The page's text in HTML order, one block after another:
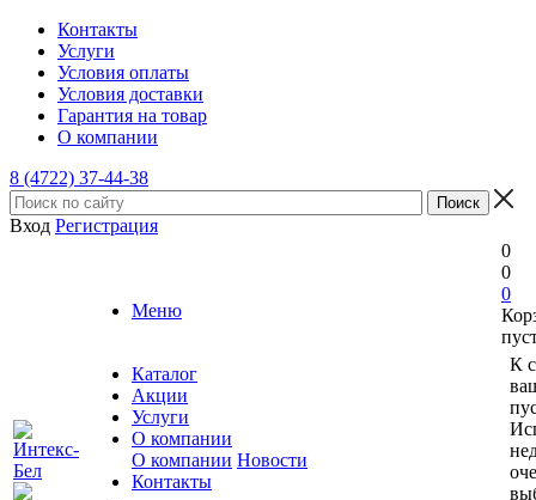
Контакты
Услуги
Условия оплаты
Условия доставки
Гарантия на товар
О компании
8 (4722) 37-44-38
Вход Регистрация
Меню
Каталог
Акции
Услуги
О компании
О компании Новости
Контакты
0
0
0
К